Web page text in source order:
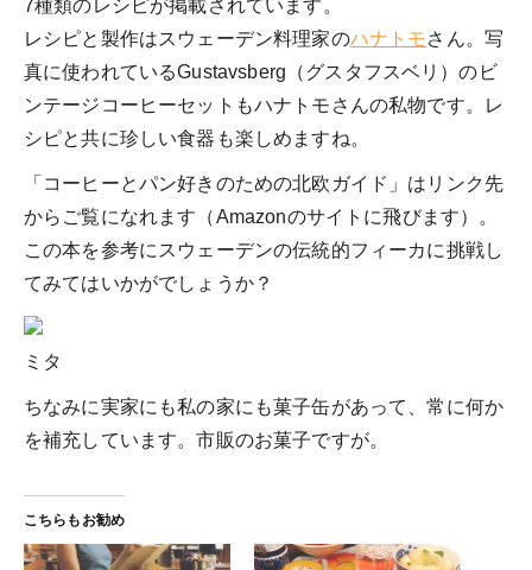
7種類のレシピが掲載されています。
レシピと製作はスウェーデン料理家のハナトモさん。写
真に使われているGustavsberg（グスタフスベリ）のビ
ンテージコーヒーセットもハナトモさんの私物です。レ
シピと共に珍しい食器も楽しめますね。
「コーヒーとパン好きのための北欧ガイド」はリンク先
からご覧になれます（Amazonのサイトに飛びます）。
この本を参考にスウェーデンの伝統的フィーカに挑戦し
てみてはいかがでしょうか？
ミタ
ちなみに実家にも私の家にも菓子缶があって、常に何か
を補充しています。市販のお菓子ですが。
こちらもお勧め